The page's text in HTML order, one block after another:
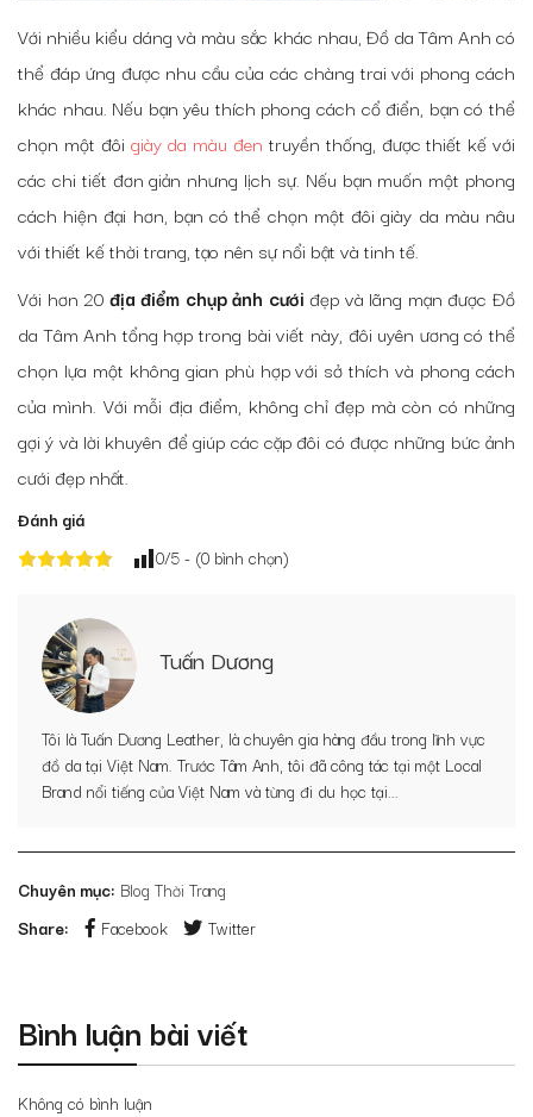
Với nhiều kiểu dáng và màu sắc khác nhau, Đồ da Tâm Anh có
thể đáp ứng được nhu cầu của các chàng trai với phong cách
khác nhau. Nếu bạn yêu thích phong cách cổ điển, bạn có thể
chọn một đôi giày da màu đen truyền thống, được thiết kế với
các chi tiết đơn giản nhưng lịch sự. Nếu bạn muốn một phong
cách hiện đại hơn, bạn có thể chọn một đôi giày da màu nâu
với thiết kế thời trang, tạo nên sự nổi bật và tinh tế.
Với hơn 20 địa điểm chụp ảnh cưới đẹp và lãng mạn được Đồ
da Tâm Anh tổng hợp trong bài viết này, đôi uyên ương có thể
chọn lựa một không gian phù hợp với sở thích và phong cách
của mình. Với mỗi địa điểm, không chỉ đẹp mà còn có những
gợi ý và lời khuyên để giúp các cặp đôi có được những bức ảnh
cưới đẹp nhất.
Đánh giá
0/5 - (0 bình chọn)
Tuấn Dương
Tôi là Tuấn Dương Leather, là chuyên gia hàng đầu trong lĩnh vực
đồ da tại Việt Nam. Trước Tâm Anh, tôi đã công tác tại một Local
Brand nổi tiếng của Việt Nam và từng đi du học tại...
Chuyên mục: Blog Thời Trang
Share:
Facebook Twitter
Bình luận bài viết
Không có bình luận